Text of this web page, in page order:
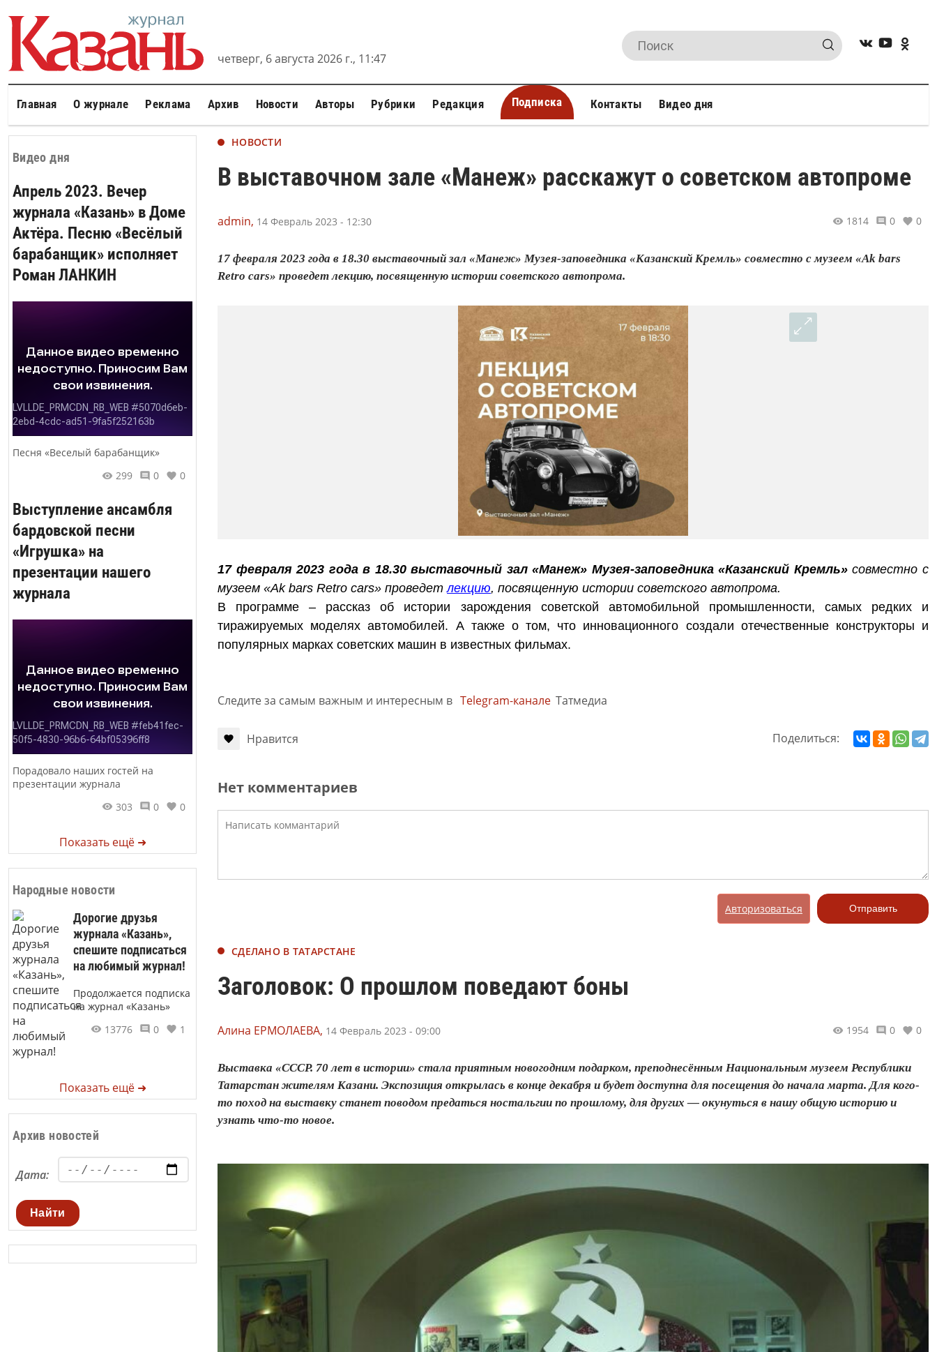
четверг, 6 августа 2026 г., 11:47
Главная О журнале Реклама Архив Новости Авторы Рубрики Редакция Подписка Контакты Видео дня
Видео дня
Апрель 2023. Вечер
журнала «Казань» в Доме
Актёра. Песню «Весёлый
барабанщик» исполняет
Роман ЛАНКИН
Песня «Веселый барабанщик»
299
0 0
Выступление ансамбля
бардовской песни
«Игрушка» на
презентации нашего
журнала
Порадовало наших гостей на
презентации журнала
303
0 0
Показать ещё ➜
Народные новости
Дорогие друзья
журнала «Казань»,
спешите подписаться
на любимый журнал!
Продолжается подписка
на журнал «Казань»
13776
0 1
Показать ещё ➜
Архив новостей
Дата:
Найти
НОВОСТИ
В выставочном зале «Манеж» расскажут о советском автопроме
admin, 14 Февраль 2023 - 12:30 1814 0 0
17 февраля 2023 года в 18.30 выставочный зал «Манеж» Музея-заповедника «Казанский Кремль» совместно с музеем «Ak bars
Retro cаrs» проведет лекцию, посвященную истории советского автопрома.
17 февраля 2023 года в 18.30 выставочный зал «Манеж» Музея-заповедника «Казанский Кремль»совместно с
музеем «Ak bars Retro cаrs» проведетлекцию, посвященную истории советского автопрома.
В программе – рассказ об истории зарождения советской автомобильной промышленности, самых редких и
тиражируемых моделях автомобилей. А также о том, что инновационного создали отечественные конструкторы и
популярных марках советских машин в известных фильмах.
Следите за самым важным и интересным в Telegram-канале Татмедиа
Нравится Поделиться:
Нет комментариев
Авторизоваться Отправить
СДЕЛАНО В ТАТАРСТАНЕ
Заголовок: О прошлом поведают боны
Алина ЕРМОЛАЕВА, 14 Февраль 2023 - 09:00 1954 0 0
Выставка «СССР. 70 лет в истории» стала приятным новогодним подарком, преподнесённым Национальным музеем Республики
Татарстан жителям Казани. Экспозиция открылась в конце декабря и будет доступна для посещения до начала марта. Для кого-
то поход на выставку станет поводом предаться ностальгии по прошлому, для других — окунуться в нашу общую историю и
узнать что-то новое.